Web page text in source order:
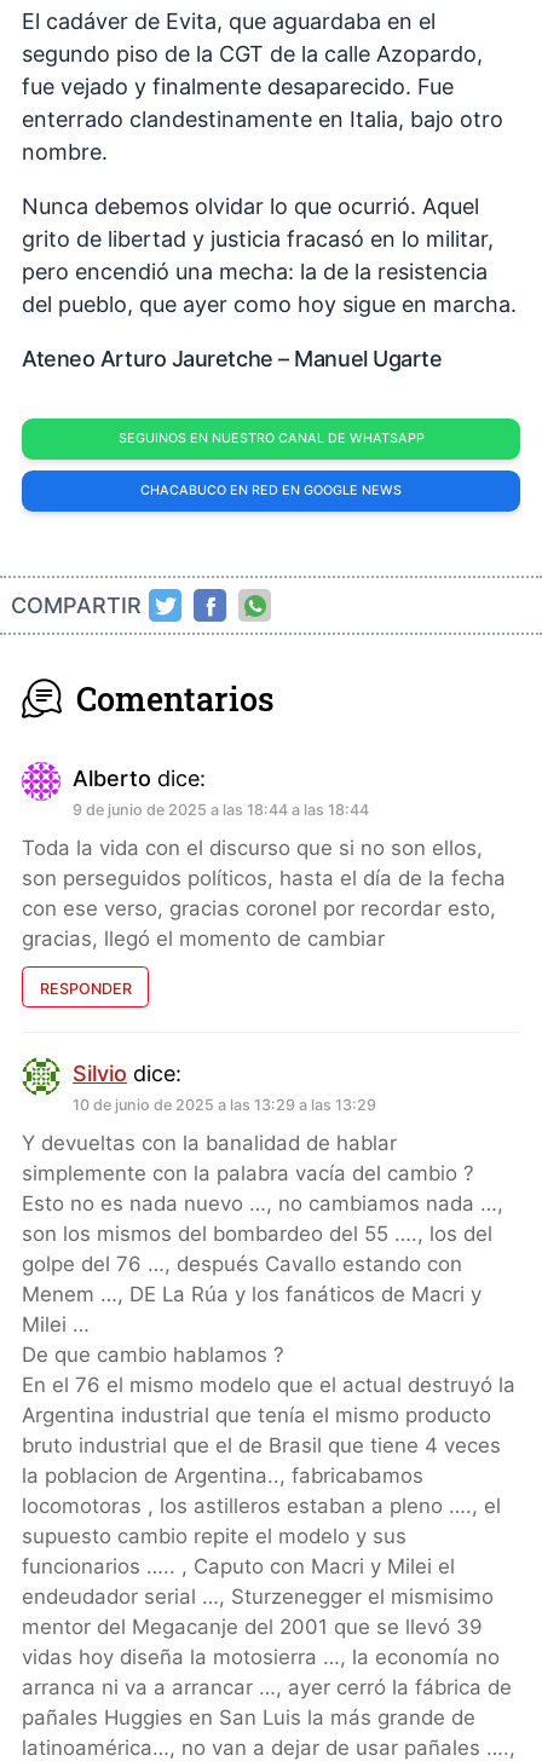
El cadáver de Evita, que aguardaba en el
segundo piso de la CGT de la calle Azopardo,
fue vejado y finalmente desaparecido. Fue
enterrado clandestinamente en Italia, bajo otro
nombre.
Nunca debemos olvidar lo que ocurrió. Aquel
grito de libertad y justicia fracasó en lo militar,
pero encendió una mecha: la de la resistencia
del pueblo, que ayer como hoy sigue en marcha.
Ateneo Arturo Jauretche – Manuel Ugarte
SEGUINOS EN NUESTRO CANAL DE WHATSAPP
CHACABUCO EN RED EN GOOGLE NEWS
COMPARTIR
Comentarios
Alberto dice:
9 de junio de 2025 a las 18:44 a las 18:44
Toda la vida con el discurso que si no son ellos,
son perseguidos políticos, hasta el día de la fecha
con ese verso, gracias coronel por recordar esto,
gracias, llegó el momento de cambiar
RESPONDER
Silvio dice:
10 de junio de 2025 a las 13:29 a las 13:29
Y devueltas con la banalidad de hablar
simplemente con la palabra vacía del cambio ?
Esto no es nada nuevo …, no cambiamos nada …,
son los mismos del bombardeo del 55 …., los del
golpe del 76 …, después Cavallo estando con
Menem …, DE La Rúa y los fanáticos de Macri y
Milei …
De que cambio hablamos ?
En el 76 el mismo modelo que el actual destruyó la
Argentina industrial que tenía el mismo producto
bruto industrial que el de Brasil que tiene 4 veces
la poblacion de Argentina.., fabricabamos
locomotoras , los astilleros estaban a pleno …., el
supuesto cambio repite el modelo y sus
funcionarios ….. , Caputo con Macri y Milei el
endeudador serial …, Sturzenegger el mismisimo
mentor del Megacanje del 2001 que se llevó 39
vidas hoy diseña la motosierra …, la economía no
arranca ni va a arrancar …, ayer cerró la fábrica de
pañales Huggies en San Luis la más grande de
latinoamérica…, no van a dejar de usar pañales ….,